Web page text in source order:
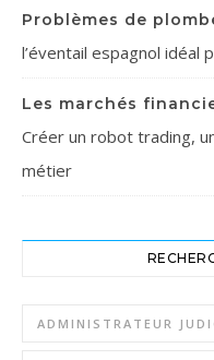
Problèmes de
l’éventail espagnol idéal
Les marchés
Créer un robot trading,
métier
ADMINISTRATEUR